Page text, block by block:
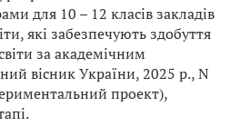
для 10 – 12 класів закладів
які забезпечують здобуття
за академічним
вісник України, 2025 р., N
проект),